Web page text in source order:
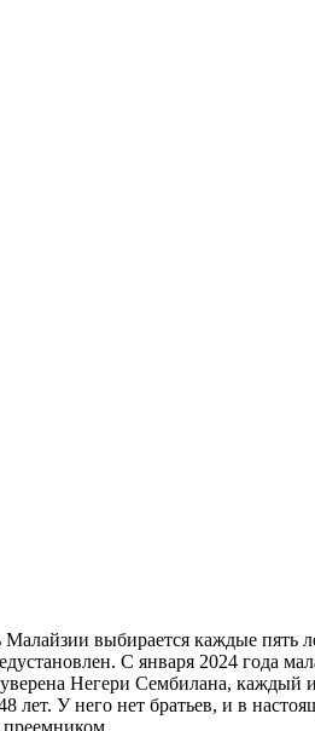
выбирается каждые пять
С января 2024 года
Негери Сембилана, каждый
лет. У него нет братьев, и в